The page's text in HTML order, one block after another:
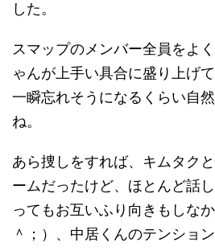
した。
スマップのメンバー全員をよ
ゃんが上手い具合に盛り上げ
一瞬忘れそうになるくらい自
ね。
あら捜しをすれば、キムタク
ームだったけど、ほとんど話
ってもお互いふり向きもしな
＾；）、中居くんのテンショ